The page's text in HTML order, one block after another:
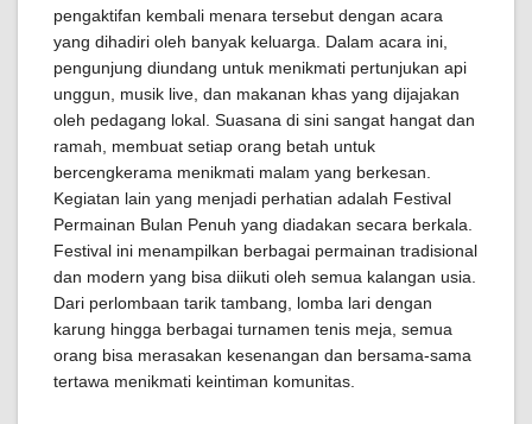
pengaktifan kembali menara tersebut dengan acara
yang dihadiri oleh banyak keluarga. Dalam acara ini,
pengunjung diundang untuk menikmati pertunjukan api
unggun, musik live, dan makanan khas yang dijajakan
oleh pedagang lokal. Suasana di sini sangat hangat dan
ramah, membuat setiap orang betah untuk
bercengkerama menikmati malam yang berkesan.
Kegiatan lain yang menjadi perhatian adalah Festival
Permainan Bulan Penuh yang diadakan secara berkala.
Festival ini menampilkan berbagai permainan tradisional
dan modern yang bisa diikuti oleh semua kalangan usia.
Dari perlombaan tarik tambang, lomba lari dengan
karung hingga berbagai turnamen tenis meja, semua
orang bisa merasakan kesenangan dan bersama-sama
tertawa menikmati keintiman komunitas.